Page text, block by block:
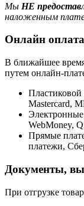
Мы НЕ
наложенным
Онлайн оплата
В ближайшее
путем онлайн-
Mastercard,
WebMoney,
Прямые
платежи,
Документы,
При отгрузке